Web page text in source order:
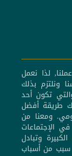
لذا نعمل
ونلتزم بذلك
تكون أحد
طريقة أفضل
ومعنا من
الإجتماعات
وتبادل
سبب من أسباب